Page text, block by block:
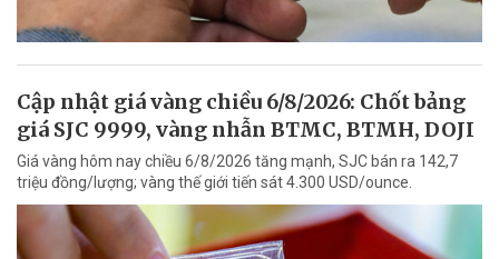
Cập nhật giá vàng chiều 6/8/2026: Chốt bảng
giá SJC 9999, vàng nhẫn BTMC, BTMH, DOJI
Giá vàng hôm nay chiều 6/8/2026 tăng mạnh, SJC bán ra 142,7
triệu đồng/lượng; vàng thế giới tiến sát 4.300 USD/ounce.